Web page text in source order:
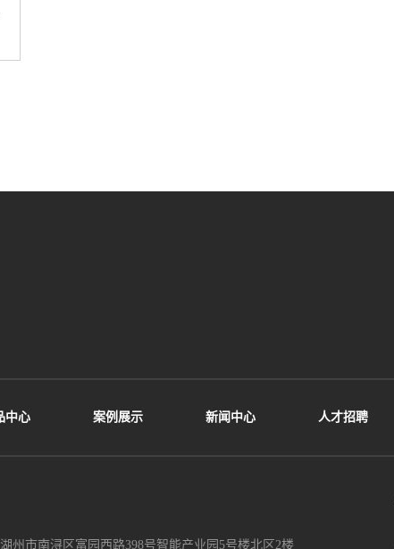
中心 案例展示 新闻中心 人才招聘
州市南浔区富园西路398号智能产业园5号楼北区2楼